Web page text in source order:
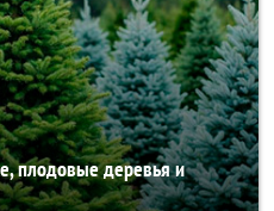
плодовые деревья и